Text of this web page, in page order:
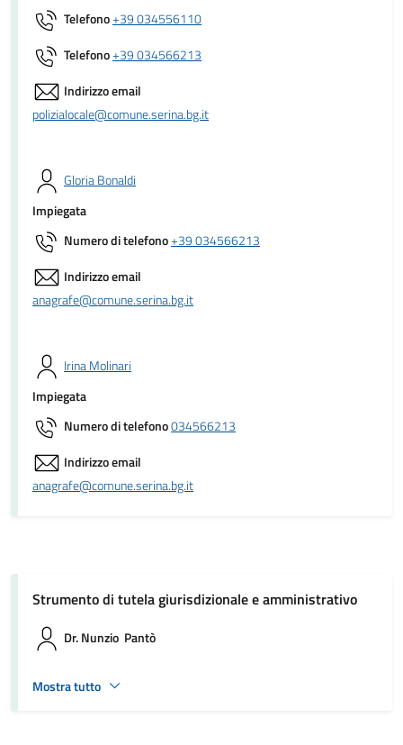
Telefono+39 034556110
Telefono+39 034566213
Indirizzo email
polizialocale@comune.serina.bg.it
Gloria Bonaldi
Impiegata
Numero di telefono+39 034566213
Indirizzo email
anagrafe@comune.serina.bg.it
Irina Molinari
Impiegata
Numero di telefono034566213
Indirizzo email
anagrafe@comune.serina.bg.it
Strumento di tutela giurisdizionale e amministrativo
Dr. Nunzio Pantò
Mostra tutto